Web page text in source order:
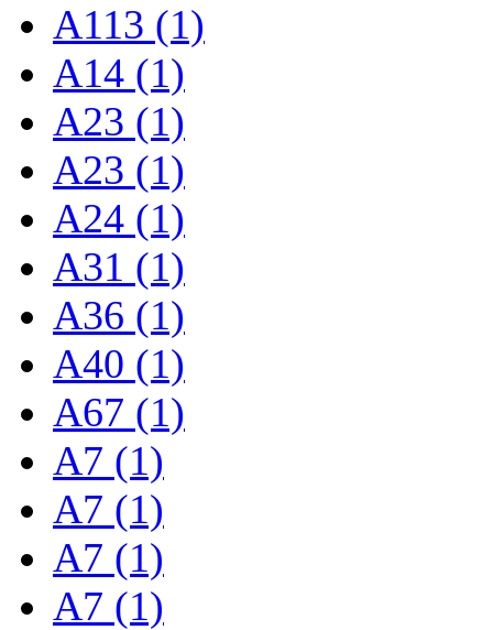
A113 (1)
A14 (1)
A23 (1)
A23 (1)
A24 (1)
A31 (1)
A36 (1)
A40 (1)
A67 (1)
A7 (1)
A7 (1)
A7 (1)
A7 (1)